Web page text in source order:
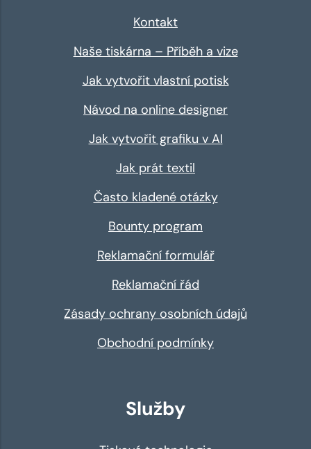
Kontakt
Naše tiskárna – Příběh a vize
Jak vytvořit vlastní potisk
Návod na online designer
Jak vytvořit grafiku v AI
Jak prát textil
Často kladené otázky
Bounty program
Reklamační formulář
Reklamační řád
Zásady ochrany osobních údajů
Obchodní podmínky
Služby